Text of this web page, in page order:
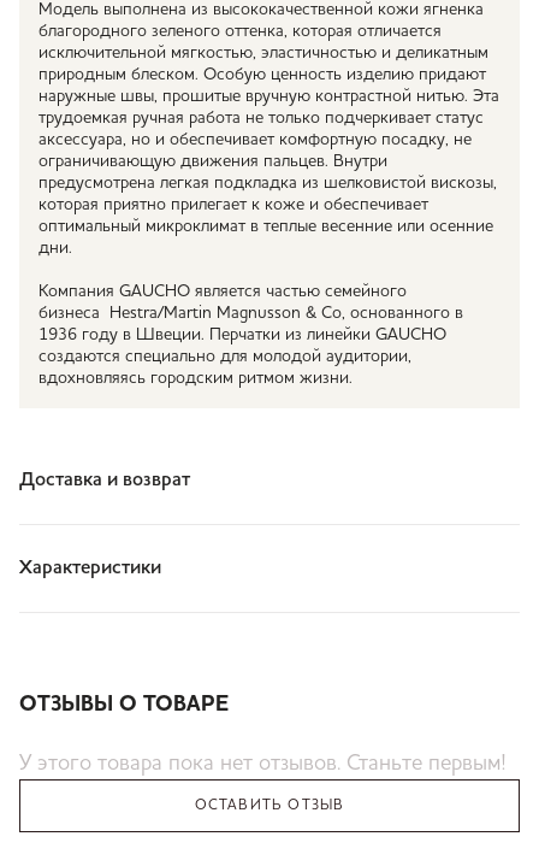
Модель выполнена из высококачественной кожи ягненка
благородного зеленого оттенка, которая отличается
исключительной мягкостью, эластичностью и деликатным
природным блеском. Особую ценность изделию придают
наружные швы, прошитые вручную контрастной нитью. Эта
трудоемкая ручная работа не только подчеркивает статус
аксессуара, но и обеспечивает комфортную посадку, не
ограничивающую движения пальцев. Внутри
предусмотрена легкая подкладка из шелковистой вискозы,
которая приятно прилегает к коже и обеспечивает
оптимальный микроклимат в теплые весенние или осенние
дни.
Компания GAUCHO является частью семейного
бизнеса Hestra/Martin Magnusson & Co, основанного в
1936 году в Швеции. Перчатки из линейки GAUCHO
создаются специально для молодой аудитории,
вдохновляясь городским ритмом жизни.
Доставка и возврат
Характеристики
ОТЗЫВЫ О ТОВАРЕ
У этого товара пока нет отзывов. Станьте первым!
ОСТАВИТЬ ОТЗЫВ